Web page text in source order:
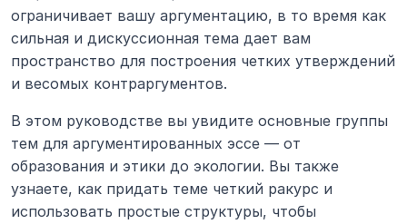
ограничивает вашу аргументацию, в то время как
сильная и дискуссионная тема дает вам
пространство для построения четких утверждений
и весомых контраргументов.
В этом руководстве вы увидите основные группы
тем для аргументированных эссе — от
образования и этики до экологии. Вы также
узнаете, как придать теме четкий ракурс и
использовать простые структуры, чтобы